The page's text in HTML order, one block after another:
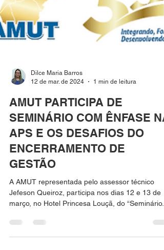
12 de mar. de 2024
1 min de leitura
AMUT PARTICIPA DE
SEMINÁRIO COM ÊNFASE NA
APS E OS DESAFIOS DO
ENCERRAMENTO DE
GESTÃO
A AMUT representada pelo assessor técnico
março, no Hotel Princesa Louçã, do “Seminário...